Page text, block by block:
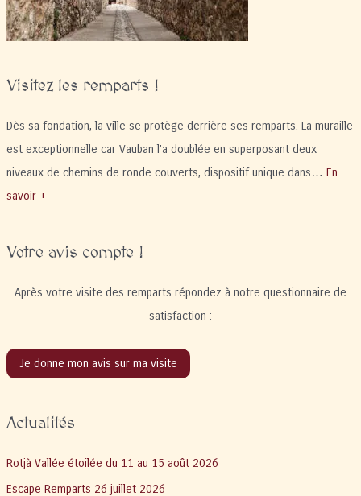
Visitez les remparts !
Dès sa fondation, la ville se protège derrière ses remparts. La muraille
est exceptionnelle car Vauban l’a doublée en superposant deux
niveaux de chemins de ronde couverts, dispositif unique dans… En
savoir +
Votre avis compte !
Après votre visite des remparts répondez à notre questionnaire de
satisfaction :
Je donne mon avis sur ma visite
Actualités
Rotjà Vallée étoilée du 11 au 15 août 2026
Escape Remparts 26 juillet 2026